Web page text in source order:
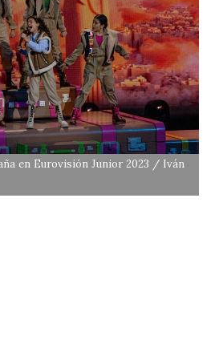
en Eurovisión Junior 2023 / Iván